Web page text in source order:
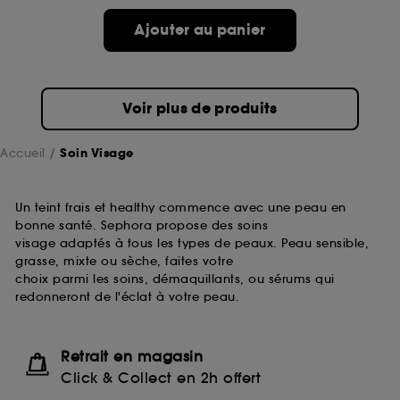
Ajouter au panier
Voir plus de produits
Accueil Soin Visage
Un teint frais et healthy commence avec une peau en
bonne santé. Sephora propose des soins
visage adaptés à tous les types de peaux. Peau sensible,
grasse, mixte ou sèche, faites votre
choix parmi les soins, démaquillants, ou sérums qui
redonneront de l'éclat à votre peau.
Retrait en magasin
Click & Collect en 2h offert
pouvez personnaliser vos choix concernant le dépôt
de ces cookies grâce au bouton "personnaliser mes
choix" ci-dessous ou décider de "tout accepter".
Sephora pourra associer les informations de
collectées ou générées lors de votre activité en ligne
ou en magasin. Pour refuser tous les cookies, cliques
sur "continuer sans accepter". Voous pouvez à tout
moment choisir de retirer votrte consentement. Si vous
souhaitez obtenir plus d'information sur les cookies
utilisés, cliquezici.